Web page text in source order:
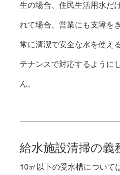
生の場合、住民生活用水だ
れて場合、営業にも支障を
常に清潔で安全な水を使え
テナンスで対応するように
ん。
給水施設清掃の義
10㎥以下の受水槽について